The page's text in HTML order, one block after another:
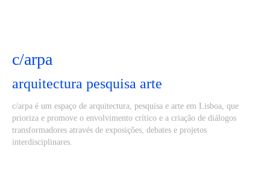
c/arpa
arquitectura pesquisa arte
c/arpa é um espaço de arquitectura, pesquisa e arte em Lisboa, que
prioriza e promove o envolvimento crítico e a criação de diálogos
transformadores através de exposições, debates e projetos
interdisciplinares.